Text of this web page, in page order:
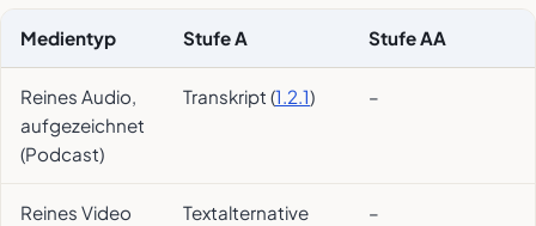
Medientyp Stufe A Stufe AA
Reines Audio,
aufgezeichnet
(Podcast)
Transkript (1.2.1) –
Reines Video
Textalternative
–